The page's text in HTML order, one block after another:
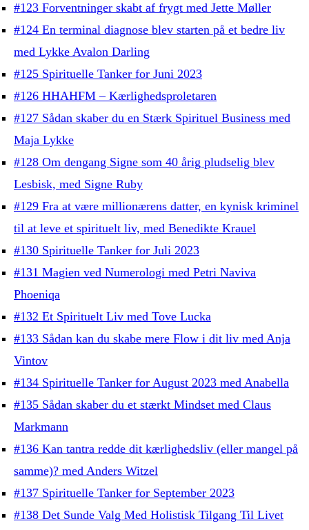
#123 Forventninger skabt af frygt med Jette Møller
#124 En terminal diagnose blev starten på et bedre liv
med Lykke Avalon Darling
#125 Spirituelle Tanker for Juni 2023
#126 HHAHFM – Kærlighedsproletaren
#127 Sådan skaber du en Stærk Spirituel Business med
Maja Lykke
#128 Om dengang Signe som 40 årig pludselig blev
Lesbisk, med Signe Ruby
#129 Fra at være millionærens datter, en kynisk kriminel
til at leve et spirituelt liv, med Benedikte Krauel
#130 Spirituelle Tanker for Juli 2023
#131 Magien ved Numerologi med Petri Naviva
Phoeniqa
#132 Et Spirituelt Liv med Tove Lucka
#133 Sådan kan du skabe mere Flow i dit liv med Anja
Vintov
#134 Spirituelle Tanker for August 2023 med Anabella
#135 Sådan skaber du et stærkt Mindset med Claus
Markmann
#136 Kan tantra redde dit kærlighedsliv (eller mangel på
samme)? med Anders Witzel
#137 Spirituelle Tanker for September 2023
#138 Det Sunde Valg Med Holistisk Tilgang Til Livet